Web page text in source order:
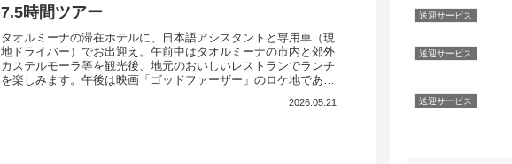
7.5時間ツアー
タオルミーナの滞在ホテルに、日本語アシスタントと専用車（現
地ドライバー）でお出迎え。午前中はタオルミーナの市内と郊外
カステルモーラ等を観光後、地元のおいしいレストランでランチ
を楽しみます。午後は映画「ゴッドファーザー」のロケ地である
オルミーナの滞在ホテルにお送りして解散します。アシスタント
2026.05.21
送迎サービス
送迎サービス
送迎サービス